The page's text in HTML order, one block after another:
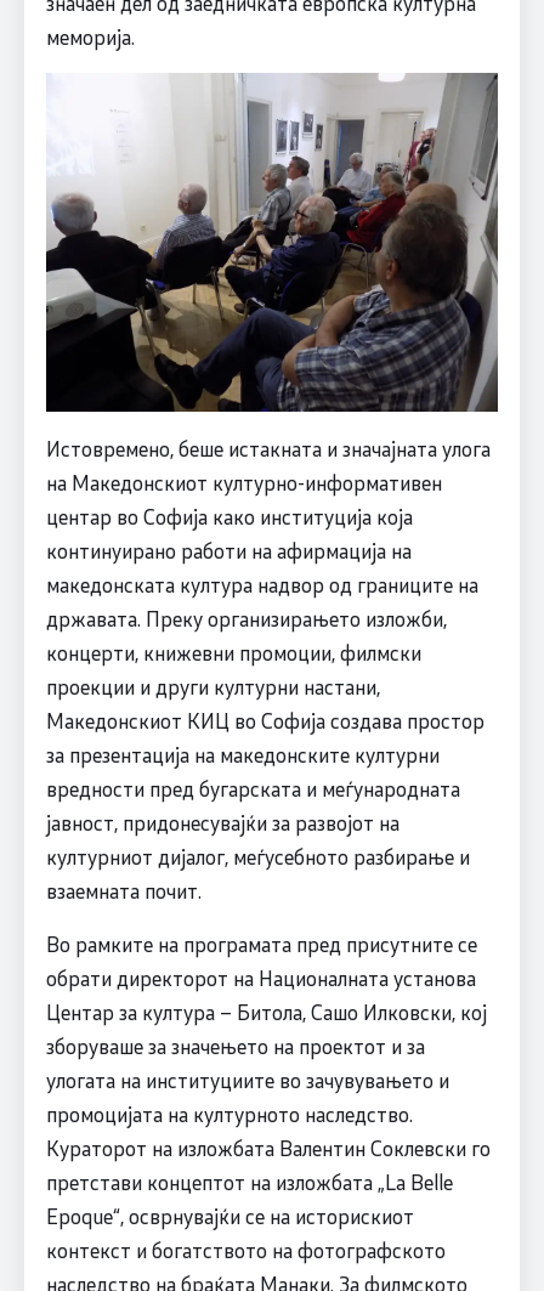
меморија.
Истовремено, беше истакната и значајната улога
на Македонскиот културно-информативен
центар во Софија како институција која
континуирано работи на афирмација на
македонската култура надвор од границите на
државата. Преку организирањето изложби,
концерти, книжевни промоции, филмски
проекции и други културни настани,
Македонскиот КИЦ во Софија создава простор
за презентација на македонските културни
вредности пред бугарската и меѓународната
јавност, придонесувајќи за развојот на
културниот дијалог, меѓусебното разбирање и
взаемната почит.
Во рамките на програмата пред присутните се
обрати директорот на Националната установа
Центар за култура – Битола, Сашо Илковски, кој
зборуваше за значењето на проектот и за
улогата на институциите во зачувувањето и
промоцијата на културното наследство.
Кураторот на изложбата Валентин Соклевски го
претстави концептот на изложбата „La Belle
Epoque“, осврнувајќи се на историскиот
контекст и богатството на фотографското
наследство на браќата Манаки. За филмското